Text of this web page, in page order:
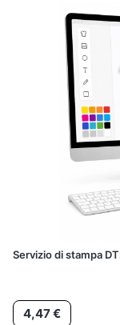
Servizio di stampa
Prezzo
4,47 €